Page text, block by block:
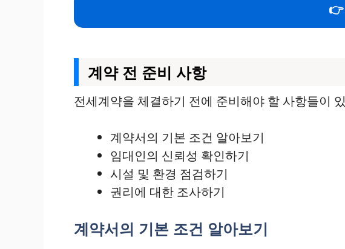
👉
계약 전 준비 사항
전세계약을 체결하기 전에 준비해야 할 사항들이
계약서의 기본 조건 알아보기
임대인의 신뢰성 확인하기
시설 및 환경 점검하기
권리에 대한 조사하기
계약서의 기본 조건 알아보기